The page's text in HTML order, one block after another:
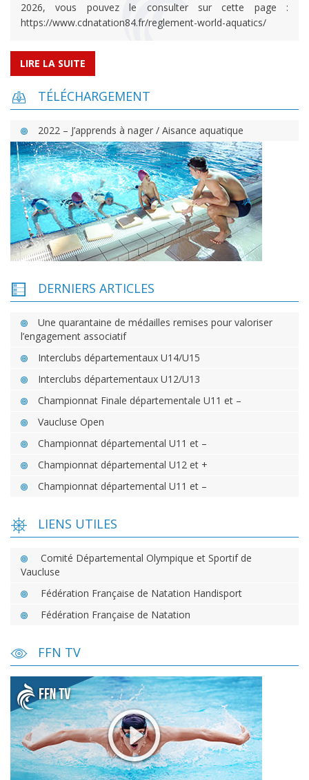
2026, vous pouvez le consulter sur cette page :
https://www.cdnatation84.fr/reglement-world-aquatics/
LIRE LA SUITE
TÉLÉCHARGEMENT
2022 – J’apprends à nager / Aisance aquatique
DERNIERS ARTICLES
Une quarantaine de médailles remises pour valoriser
l’engagement associatif
Interclubs départementaux U14/U15
Interclubs départementaux U12/U13
Championnat Finale départementale U11 et –
Vaucluse Open
Championnat départemental U11 et –
Championnat départemental U12 et +
Championnat départemental U11 et –
LIENS UTILES
Comité Départemental Olympique et Sportif de
Vaucluse
Fédération Française de Natation Handisport
Fédération Française de Natation
FFN TV